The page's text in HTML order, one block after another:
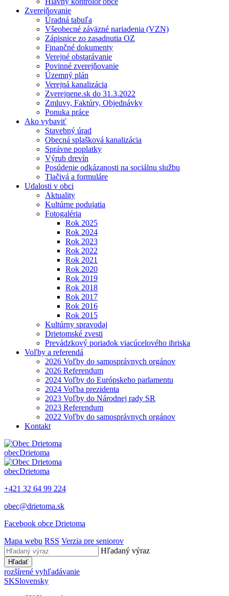
Zverejňovanie
Úradná tabuľa
Všeobecné záväzné nariadenia (VZN)
Zápisnice zo zasadnutia OZ
Finančné dokumenty
Verejné obstarávanie
Povinné zverejňovanie
Územný plán
Verejná kanalizácia
Zverejnene.sk do 31.3.2022
Zmluvy, Faktúry, Objednávky
Ponuka práce
Ako vybaviť
Stavebný úrad
Obecná splašková kanalizácia
Správne poplatky
Výrub drevín
Posúdenie odkázanosti na sociálnu službu
Tlačivá a formuláre
Udalosti v obci
Aktuality
Kultúrne podujatia
Fotogaléria
Rok 2025
Rok 2024
Rok 2023
Rok 2022
Rok 2021
Rok 2020
Rok 2019
Rok 2018
Rok 2017
Rok 2016
Rok 2015
Kultúrny spravodaj
Drietomské zvesti
Prevádzkový poriadok viacúcelového ihriska
Voľby a referendá
2026 Voľby do samosprávnych orgánov
2026 Referendum
2024 Voľby do Európskeho parlamentu
2024 Voľba prezidenta
2023 Voľby do Národnej rady SR
2023 Referendum
2022 Voľby do samosprávnych orgánov
Kontakt
obecDrietoma
obecDrietoma
+421 32 64 99 224
obec@drietoma.sk
Facebook obce Drietoma
Mapa webu RSS Verzia pre seniorov
Hľadaný výraz
Hľadať
rozšírené vyhľadávanie
SKSlovensky